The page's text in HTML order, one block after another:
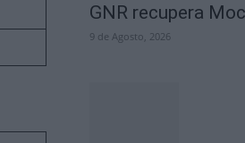
GNR recupera
9 de Agosto, 2026